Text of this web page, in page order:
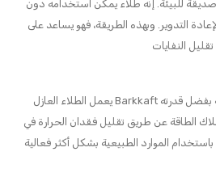
صديقة للبيئة. إنه طلاء يمكن استخدامه دون
التدوير. وبهذه الطريقة، فهو يساعد على
يعمل الطلاء العازل Barkkaft على زيادة كفاءة استخدام الطاقة بفضل قدرته
الطاقة عن طريق تقليل فقدان الحرارة في
الموارد الطبيعية بشكل أكثر فعالية